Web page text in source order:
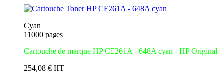
Cyan
11000 pages
Cartouche de marque HP CE261A - 648A cyan - HP Original
254,08 € HT